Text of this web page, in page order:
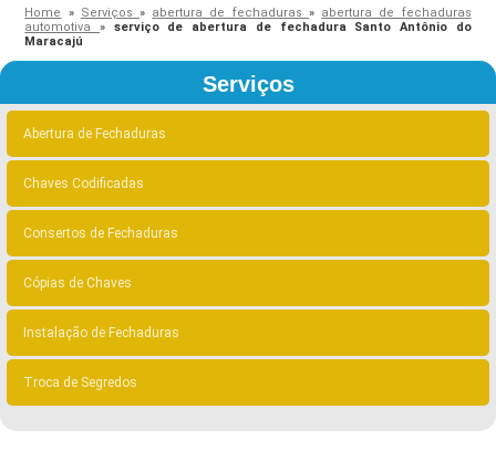
Home » Serviços» abertura de fechaduras » abertura de fechaduras
automotiva» serviço de abertura de fechadura Santo Antônio do
Maracajú
Serviços
Abertura de Fechaduras
Chaves Codificadas
Consertos de Fechaduras
Cópias de Chaves
Instalação de Fechaduras
Troca de Segredos